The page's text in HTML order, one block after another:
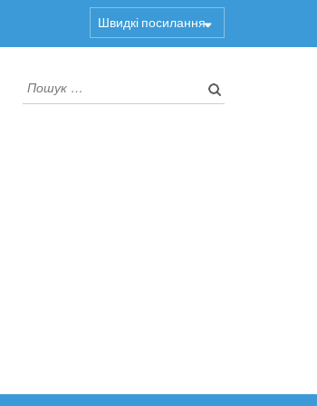
Швидкі посилання
Пошук: